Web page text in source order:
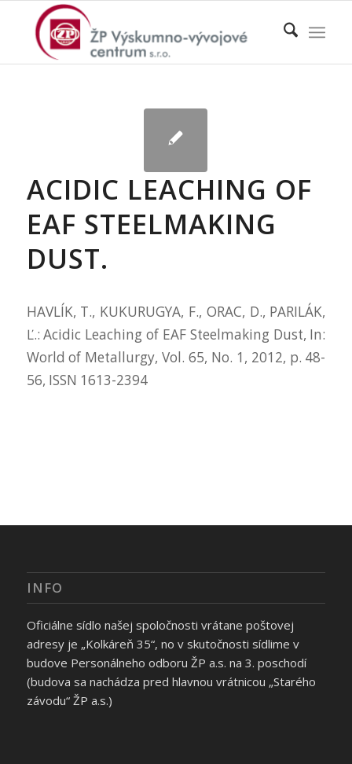
ACIDIC LEACHING OF
EAF STEELMAKING
DUST.
HAVLÍK, T., KUKURUGYA, F., ORAC, D., PARILÁK,
Ľ.: Acidic Leaching of EAF Steelmaking Dust, In:
World of Metallurgy, Vol. 65, No. 1, 2012, p. 48-
56, ISSN 1613-2394
INFO
Oficiálne sídlo našej spoločnosti vrátane poštovej
adresy je „Kolkáreň 35“, no v skutočnosti sídlime v
budove Personálneho odboru ŽP a.s. na 3. poschodí
(budova sa nachádza pred hlavnou vrátnicou „Starého
závodu“ ŽP a.s.)